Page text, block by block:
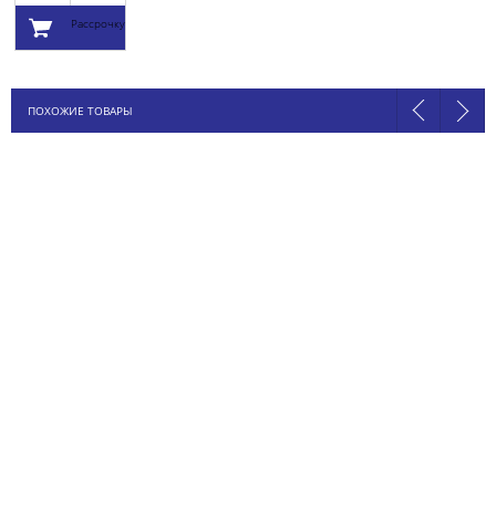
Рассрочку
корзину
ПОХОЖИЕ ТОВАРЫ